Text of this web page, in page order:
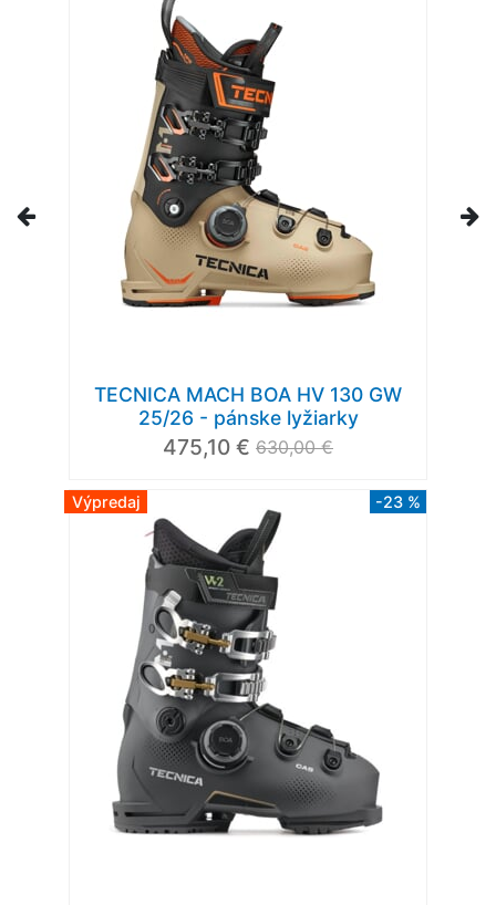
TECNICA MACH BOA HV 130 GW
25/26 - pánske lyžiarky
475,10 € 630,00 €
Výpredaj -23 %